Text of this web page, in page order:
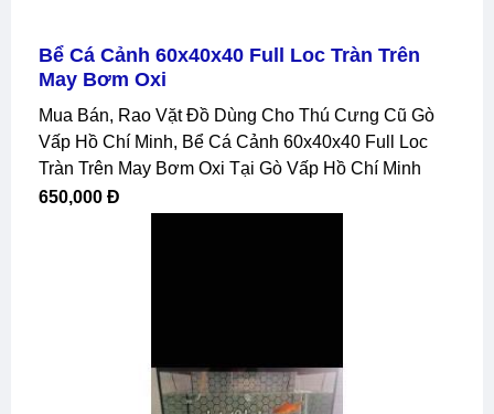
Bể Cá Cảnh 60x40x40 Full Loc Tràn Trên
May Bơm Oxi
Mua Bán, Rao Vặt Đồ Dùng Cho Thú Cưng Cũ Gò
Vấp Hồ Chí Minh, Bể Cá Cảnh 60x40x40 Full Loc
Tràn Trên May Bơm Oxi Tại Gò Vấp Hồ Chí Minh
650,000 Đ